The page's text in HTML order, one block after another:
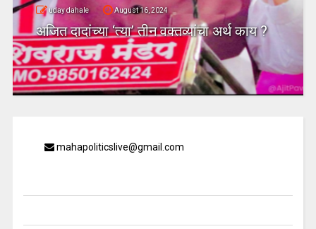
uday dahale August 16, 2024
अजित दादांच्या ‘त्या’ तीन वक्तव्यांचा अर्थ काय ?
mahapoliticslive@gmail.com